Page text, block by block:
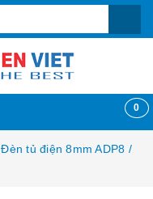
0
Đèn tủ điện 8mm ADP8 /